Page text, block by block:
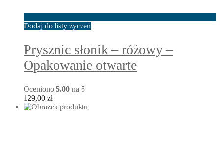
Dodaj do listy życzeń
Prysznic słonik – różowy –
Opakowanie otwarte
Oceniono 5.00 na 5
129,00 zł